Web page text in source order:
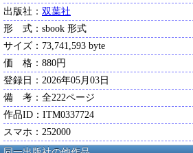
出版社： 双葉社
形 式：sbook 形式
サイズ：73,741,593 byte
価 格：880円
登録日：2026年05月03日
備 考：全222ページ
作品ID：ITM0337724
スマホ：252000